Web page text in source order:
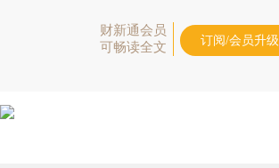
财新通会员
可畅读全文
订阅/会员升级